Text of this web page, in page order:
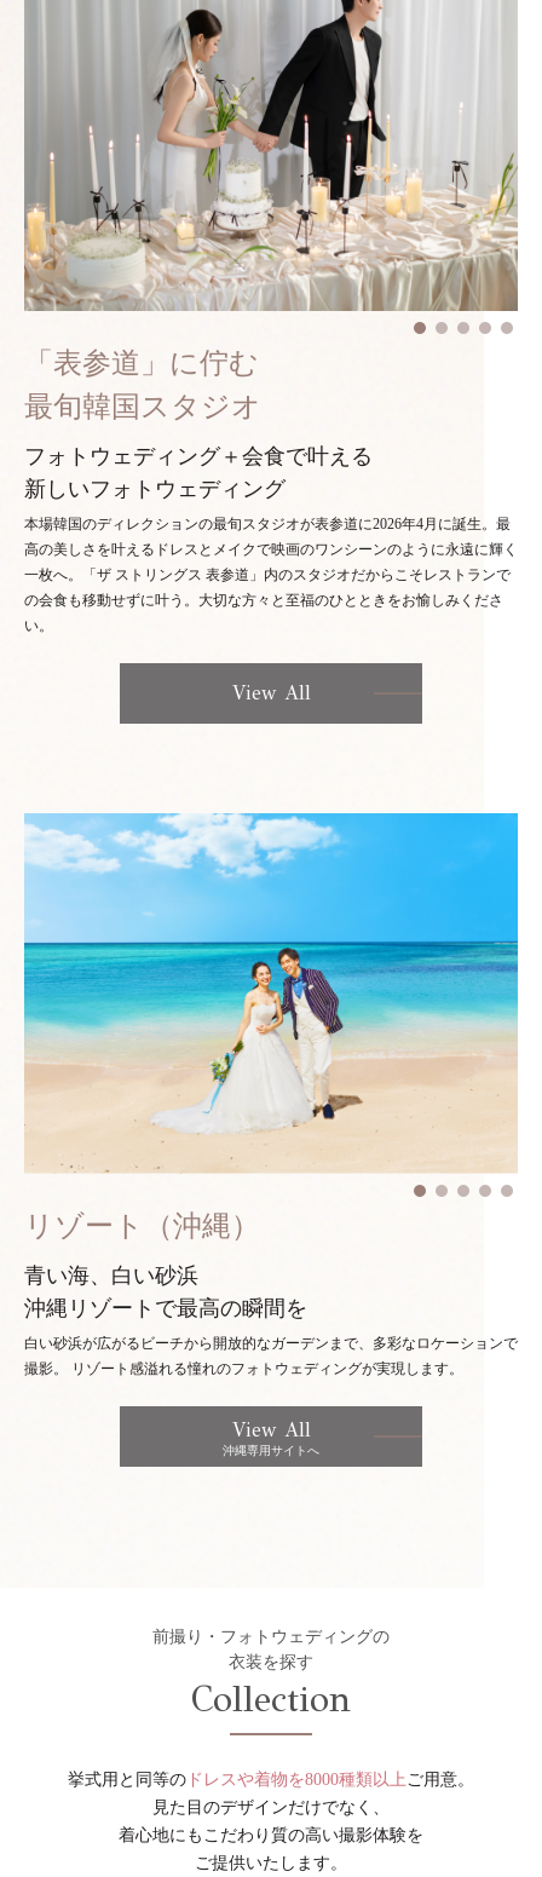
「表参道」に佇む
最旬韓国スタジオ
フォトウェディング＋会食で叶える
新しいフォトウェディング
本場韓国のディレクションの最旬スタジオが表参道に2026年4月に誕生。最
高の美しさを叶えるドレスとメイクで映画のワンシーンのように永遠に輝く
一枚へ。「ザ ストリングス 表参道」内のスタジオだからこそレストランで
の会食も移動せずに叶う。大切な方々と至福のひとときをお愉しみくださ
い。
View All
リゾート（沖縄）
青い海、白い砂浜
沖縄リゾートで最高の瞬間を
白い砂浜が広がるビーチから開放的なガーデンまで、多彩なロケーションで
撮影。
リゾート感溢れる憧れのフォトウェディングが実現します。
View All
沖縄専用サイトへ
前撮り・フォトウェディングの
衣装を探す
Collection
挙式用と同等の ドレスや着物を8000種類以上 ご用意。
見た目のデザインだけでなく、
着心地にもこだわり質の高い撮影体験を
ご提供いたします。